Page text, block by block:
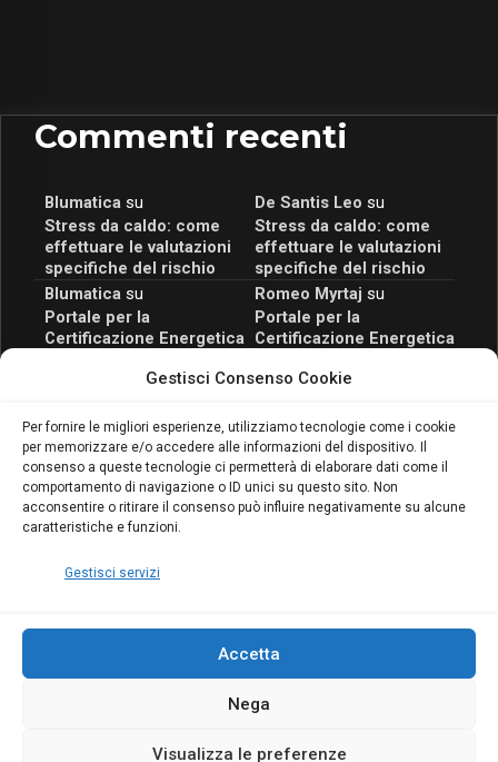
Gestisci Consenso Cookie
Per fornire le migliori esperienze, utilizziamo tecnologie come i cookie
per memorizzare e/o accedere alle informazioni del dispositivo. Il
consenso a queste tecnologie ci permetterà di elaborare dati come il
comportamento di navigazione o ID unici su questo sito. Non
acconsentire o ritirare il consenso può influire negativamente su alcune
caratteristiche e funzioni.
Gestisci servizi
Accetta
Nega
Visualizza le preferenze
Commenti recenti
Blumaticasu
Stress da caldo: come
effettuare le valutazioni
specifiche del rischio
De Santis Leo su
Stress da caldo: come
effettuare le valutazioni
specifiche del rischio
Blumaticasu
Portale per la
Certificazione Energetica
scopri il Corso Blumatica
Romeo Myrtaj su
Portale per la
Certificazione Energetica
scopri il Corso Blumatica
Blumaticasu
Coordinatore della
Sicurezza: cosa è
richiesto per abilitazione
e aggiornamento
Copyright Blumatica